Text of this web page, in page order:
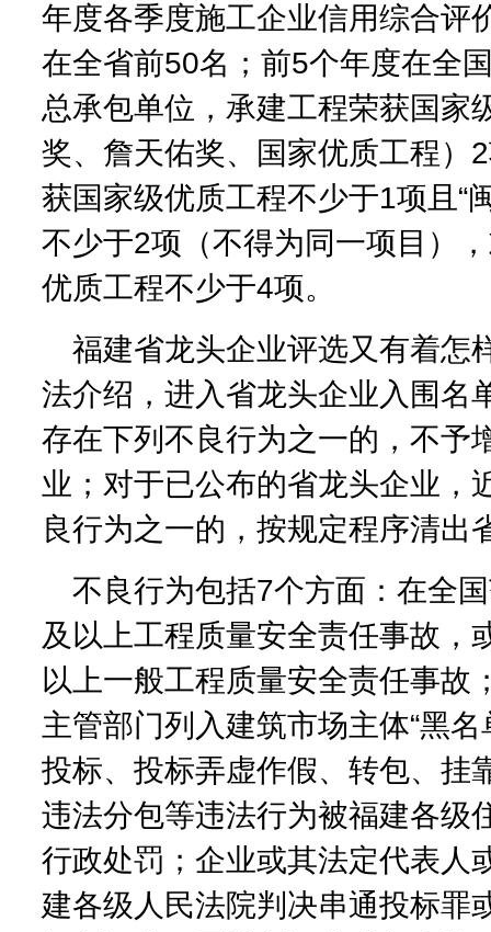
年度各季度施工企业信用综合评
在全省前50名；前5个年度在全
总承包单位，承建工程荣获国家
奖、詹天佑奖、国家优质工程）
获国家级优质工程不少于1项且“
不少于2项（不得为同一项目），
优质工程不少于4项。
福建省龙头企业评选又有着怎
法介绍，进入省龙头企业入围名
存在下列不良行为之一的，不予
业；对于已公布的省龙头企业，
良行为之一的，按规定程序清出
不良行为包括7个方面：在全
及以上工程质量安全责任事故，
以上一般工程质量安全责任事故
主管部门列入建筑市场主体“黑名
投标、投标弄虚作假、转包、挂
违法分包等违法行为被福建各级
行政处罚；企业或其法定代表人
建各级人民法院判决串通投标罪